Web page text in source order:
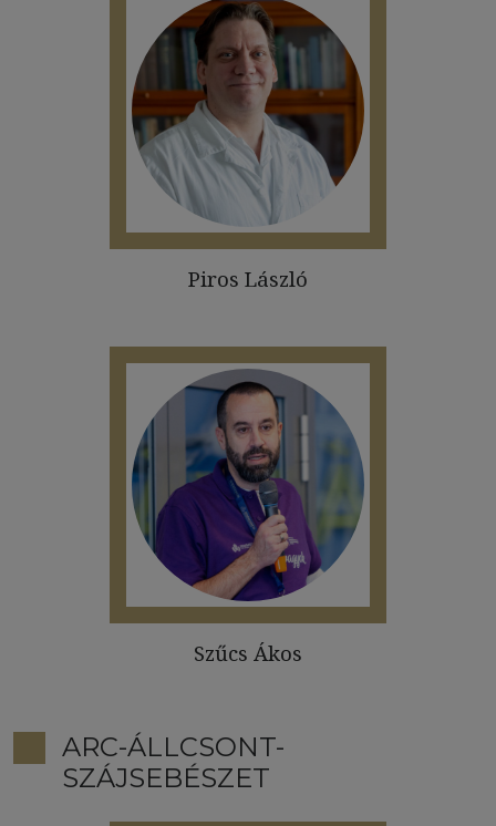
Piros László
Szűcs Ákos
ARC-ÁLLCSONT-
SZÁJSEBÉSZET